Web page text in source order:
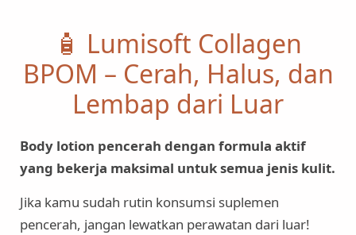
🧴 Lumisoft Collagen
BPOM – Cerah, Halus, dan
Lembap dari Luar
Body lotion pencerah dengan formula aktif
yang bekerja maksimal untuk semua jenis kulit.
Jika kamu sudah rutin konsumsi suplemen
pencerah, jangan lewatkan perawatan dari luar!